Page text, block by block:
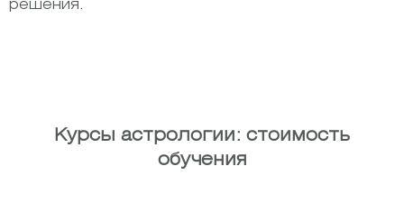
решения.
Курсы астрологии: стоимость
обучения